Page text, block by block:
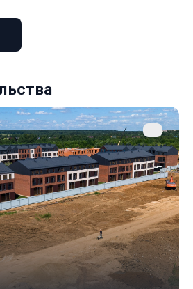
безопасность
входной группы находятся
зона ожидания, игровая
управляющей компании.
школы на 350
на 170 воспитанников. Также
с коммерческими
центр, включающий
зал, сауну, детскую комнату и
— пруд с
который зимой превращается в
прогулочный бульвар
ведущий в лесную зону с
зоны воркаута, скейт-парк,
беговые дорожки под открытым
фонтан. Для детей оборудованы